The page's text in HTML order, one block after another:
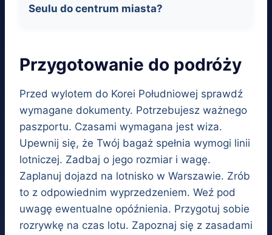
Seulu do centrum miasta?
Przygotowanie do podróży
Przed wylotem do Korei Południowej sprawdź
wymagane dokumenty. Potrzebujesz ważnego
paszportu. Czasami wymagana jest wiza.
Upewnij się, że Twój bagaż spełnia wymogi linii
lotniczej. Zadbaj o jego rozmiar i wagę.
Zaplanuj dojazd na lotnisko w Warszawie. Zrób
to z odpowiednim wyprzedzeniem. Weź pod
uwagę ewentualne opóźnienia. Przygotuj sobie
rozrywkę na czas lotu. Zapoznaj się z zasadami